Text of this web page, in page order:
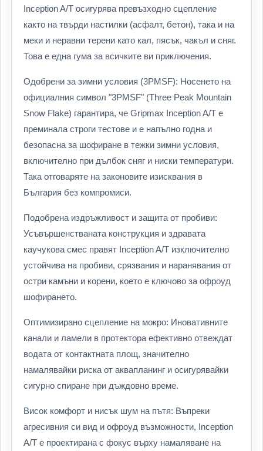
Inception A/T осигурява превъзходно сцепление
както на твърди настилки (асфалт, бетон), така и на
меки и неравни терени като кал, пясък, чакъл и сняг.
Това е една гума за всичките ви приключения.
Одобрени за зимни условия (3PMSF): Носенето на
официалния символ "3PMSF" (Three Peak Mountain
Snow Flake) гарантира, че Gripmax Inception A/T е
преминала строги тестове и е напълно годна и
безопасна за шофиране в тежки зимни условия,
включително при дълбок сняг и ниски температури.
Така отговаряте на законовите изисквания в
България без компромиси.
Подобрена издръжливост и защита от пробиви:
Усъвършенстваната конструкция и здравата
каучукова смес правят Inception A/T изключително
устойчива на пробиви, срязвания и наранявания от
остри камъни и корени, което е ключово за офроуд
шофирането.
Оптимизирано сцепление на мокро: Иновативните
канали и ламели в протектора ефективно отвеждат
водата от контактната площ, значително
намалявайки риска от аквапланинг и осигурявайки
сигурно спиране при дъждовно време.
Висок комфорт и нисък шум на пътя: Въпреки
агресивния си вид и офроуд възможности, Inception
A/T е проектирана с фокус върху намаляване на